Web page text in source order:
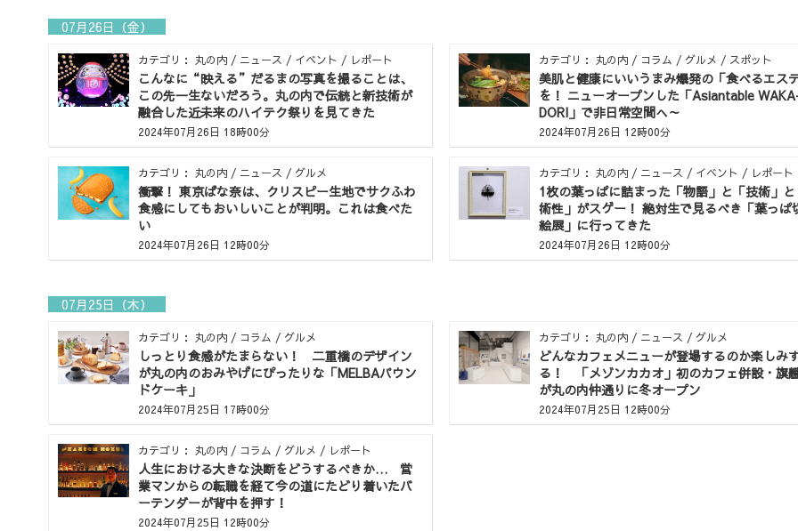
07月26日（金）
カテゴリ： 丸の内 / ニュース / イベント / レポート
こんなに“映える”だるまの写真を撮ることは、
この先一生ないだろう。丸の内で伝統と新技術が
融合した近未来のハイテク祭りを見てきた
2024年07月26日 18時00分
カテゴリ： 丸の内 / コラム / グルメ / スポット
美肌と健康にいいうまみ爆発の「食べるエス
を！ ニューオープンした「Asiantable
DORI」で非日常空間へ～
2024年07月26日 12時00分
カテゴリ： 丸の内 / ニュース / グルメ
衝撃！ 東京ばな奈は、クリスピー生地でサクふわ
食感にしてもおいしいことが判明。これは食べた
い
2024年07月26日 12時00分
カテゴリ： 丸の内 / ニュース / イベント / レポート
1枚の葉っぱに詰まった「物語」と「技術」
術性」がスゲー！ 絶対生で見るべき「葉っぱ
絵展」に行ってきた
2024年07月26日 12時00分
07月25日（木）
カテゴリ： 丸の内 / コラム / グルメ
しっとり食感がたまらない！ 二重橋のデザイン
が丸の内のおみやげにぴったりな「MELBAパウン
ドケーキ」
2024年07月25日 17時00分
カテゴリ： 丸の内 / ニュース / グルメ
どんなカフェメニューが登場するのか楽しみ
る！ 「メゾンカカオ」初のカフェ併設・旗
が丸の内仲通りに冬オープン
2024年07月25日 12時00分
カテゴリ： 丸の内 / コラム / グルメ / レポート
人生における大きな決断をどうするべきか… 営
業マンからの転職を経て今の道にたどり着いたバ
ーテンダーが背中を押す！
2024年07月25日 12時00分